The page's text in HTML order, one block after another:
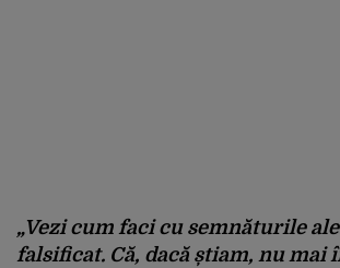
„Vezi cum faci cu semnăturile
falsificat. Că, dacă știam, nu mai